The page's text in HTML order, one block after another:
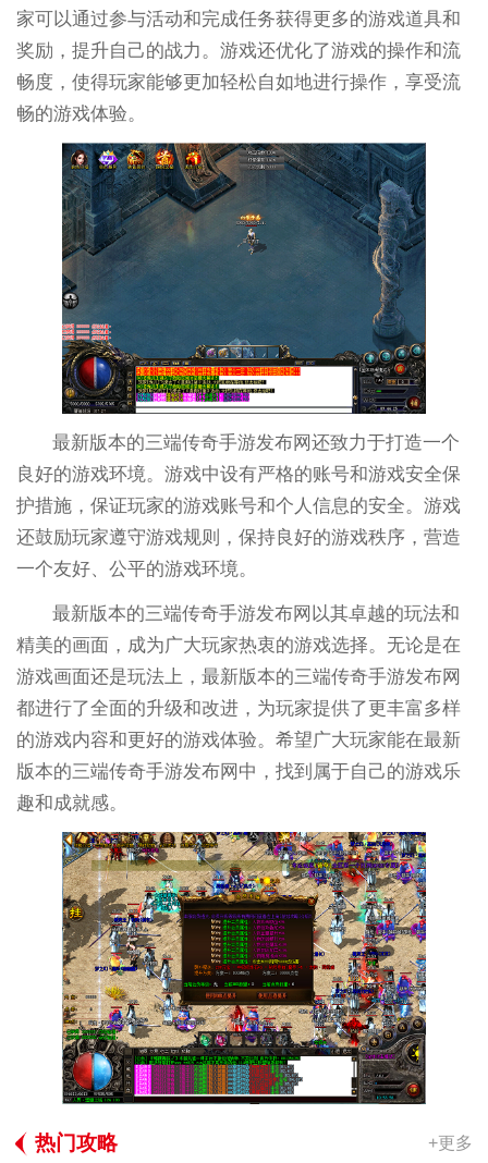
家可以通过参与活动和完成任务获得更多的游戏道具和
奖励，提升自己的战力。游戏还优化了游戏的操作和流
畅度，使得玩家能够更加轻松自如地进行操作，享受流
畅的游戏体验。
最新版本的三端传奇手游发布网还致力于打造一个
良好的游戏环境。游戏中设有严格的账号和游戏安全保
护措施，保证玩家的游戏账号和个人信息的安全。游戏
还鼓励玩家遵守游戏规则，保持良好的游戏秩序，营造
一个友好、公平的游戏环境。
最新版本的三端传奇手游发布网以其卓越的玩法和
精美的画面，成为广大玩家热衷的游戏选择。无论是在
游戏画面还是玩法上，最新版本的三端传奇手游发布网
都进行了全面的升级和改进，为玩家提供了更丰富多样
的游戏内容和更好的游戏体验。希望广大玩家能在最新
版本的三端传奇手游发布网中，找到属于自己的游戏乐
趣和成就感。
热门攻略 +更多